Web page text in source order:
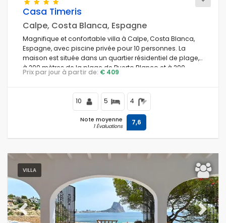
Conditions
Options
Confort
Prestations de service
Casa Timeris
Calpe, Costa Blanca, Espagne
Magnifique et confortable villa à Calpe, Costa Blanca,
Espagne, avec piscine privée pour 10 personnes. La
maison est située dans un quartier résidentiel de plage,
à 200 mètres de la plage de Puerto Blanco et à 200
mètres de la mer Méditerranée.
Prix par jour à partir de: € 409
10 5 4
Note moyenne
1 Évaluations 7,6
VILLA
Previous Next